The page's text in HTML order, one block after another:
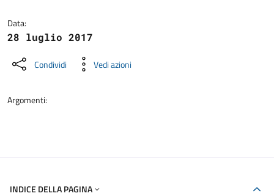
Data:
28 luglio 2017
Condividi Vedi azioni
Argomenti:
INDICE DELLA PAGINA